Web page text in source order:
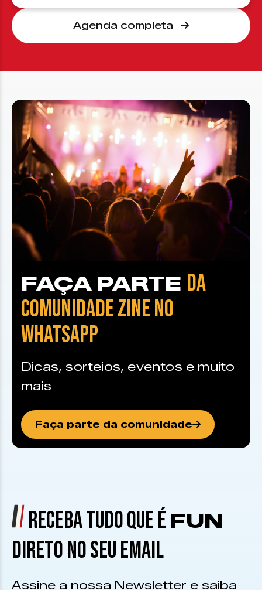
Agenda completa
FAÇA PARTE DA
COMUNIDADE ZINE NO
WHATSAPP
Dicas, sorteios, eventos e muito
mais
Faça parte da comunidade
RECEBA TUDO QUE É FUN
DIRETO NO SEU EMAIL
Assine a nossa Newsletter e saiba